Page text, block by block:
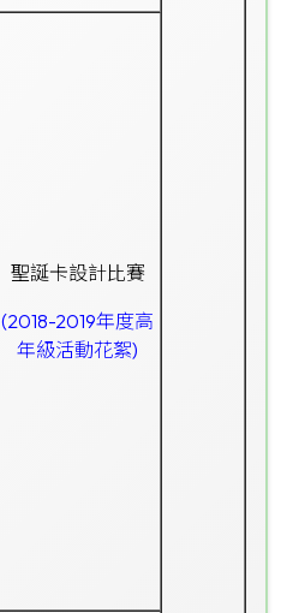
聖誕卡設計比賽
(2018-2019年度高
年級活動花絮)